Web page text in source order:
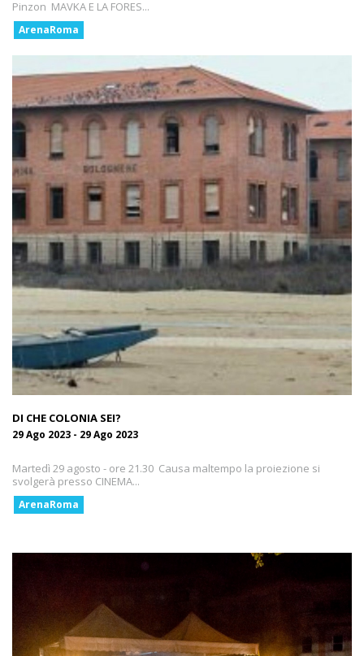
Pinzon MAVKA E LA FORES...
ArenaRoma
DI CHE COLONIA SEI?
29 Ago 2023 - 29 Ago 2023
Martedì 29 agosto - ore 21.30 Causa maltempo la proiezione si
svolgerà presso CINEMA...
ArenaRoma